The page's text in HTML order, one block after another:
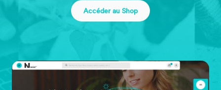
Accéder au Shop